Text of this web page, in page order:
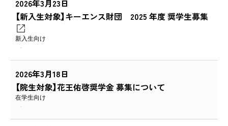
2026年3月23日
【新入生対象】キーエンス財団 2025 年度 奨学生募集
新入生向け
2026年3月18日
【院生対象】花王佑啓奨学金 募集について
在学生向け